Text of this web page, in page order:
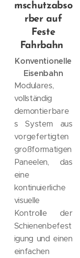
mschutzabso
rber auf
Feste
Fahrbahn
Konventionelle
Eisenbahn
Modulares,
vollständig
demontierbare
s System aus
vorgefertigten
großformatigen
Paneelen, das
eine
kontinuierliche
visuelle
Kontrolle der
Schienenbefest
igung und einen
einfachen